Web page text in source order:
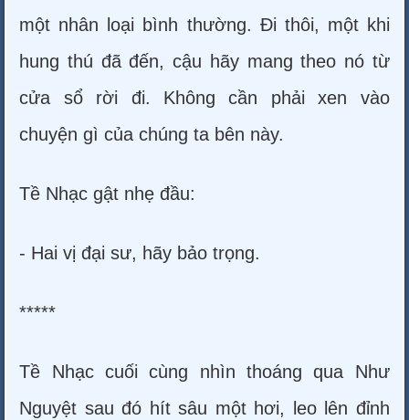
một nhân loại bình thường. Đi thôi, một khi
hung thú đã đến, cậu hãy mang theo nó từ
cửa sổ rời đi. Không cần phải xen vào
chuyện gì của chúng ta bên này.
Tề Nhạc gật nhẹ đầu:
- Hai vị đại sư, hãy bảo trọng.
*****
Tề Nhạc cuối cùng nhìn thoáng qua Như
Nguyệt sau đó hít sâu một hơi, leo lên đỉnh